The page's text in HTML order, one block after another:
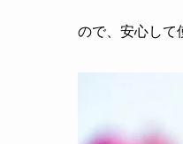
ので、安心し